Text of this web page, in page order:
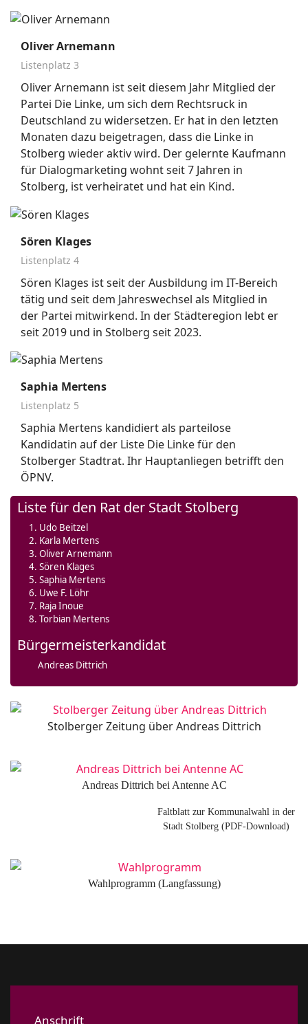
Oliver Arnemann
Listenplatz 3
Oliver Arnemann ist seit diesem Jahr Mitglied der
Partei Die Linke, um sich dem Rechtsruck in
Deutschland zu widersetzen. Er hat in den letzten
Monaten dazu beigetragen, dass die Linke in
Stolberg wieder aktiv wird. Der gelernte Kaufmann
für Dialogmarketing wohnt seit 7 Jahren in
Stolberg, ist verheiratet und hat ein Kind.
Sören Klages
Listenplatz 4
Sören Klages ist seit der Ausbildung im IT-Bereich
tätig und seit dem Jahreswechsel als Mitglied in
der Partei mitwirkend. In der Städteregion lebt er
seit 2019 und in Stolberg seit 2023.
Saphia Mertens
Listenplatz 5
Saphia Mertens kandidiert als parteilose
Kandidatin auf der Liste Die Linke für den
Stolberger Stadtrat. Ihr Hauptanliegen betrifft den
ÖPNV.
Liste für den Rat der Stadt Stolberg
Udo Beitzel
Karla Mertens
Oliver Arnemann
Sören Klages
Saphia Mertens
Uwe F. Löhr
Raja Inoue
Torbian Mertens
Bürgermeisterkandidat
Andreas Dittrich
Stolberger Zeitung über Andreas Dittrich
Andreas Dittrich bei Antenne AC
Faltblatt zur Kommunalwahl in der
Stadt Stolberg (PDF-Download)
Wahlprogramm (Langfassung)
Anschrift